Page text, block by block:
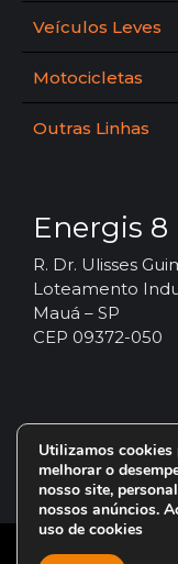
Veículos Leves
Motocicletas
Outras Linhas
Energis 8
R. Dr. Ulisses
Loteamento
Mauá – SP
CEP 09372-050
© 2024 – Vorax
Utilizamos cookies
melhorar o
nosso site,
nossos anúncios.
uso de cookies